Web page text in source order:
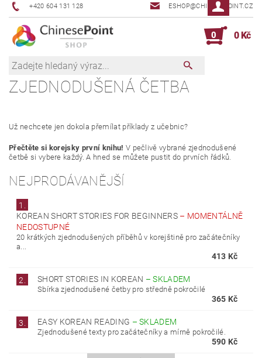
+420 604 131 128 ESHOP@CHINESEPOINT.CZ
0 0 Kč
ZJEDNODUŠENÁ ČETBA
Už nechcete jen dokola přemílat příklady z učebnic?
Přečtěte si korejsky první knihu! V pečlivě vybrané zjednodušené
četbě si vybere každý. A hned se můžete pustit do prvních řádků.
NEJPRODÁVANĚJŠÍ
1.
KOREAN SHORT STORIES FOR BEGINNERS – MOMENTÁLNĚ
NEDOSTUPNÉ
20 krátkých zjednodušených příběhů v korejštině pro začátečníky
a...
413 Kč
2. SHORT STORIES IN KOREAN –SKLADEM
Sbírka zjednodušené četby pro středně pokročilé
365 Kč
3. EASY KOREAN READING –SKLADEM
Zjednodušené texty pro začátečníky a mírně pokročilé.
590 Kč